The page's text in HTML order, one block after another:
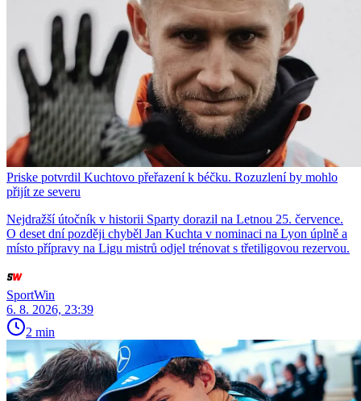
Priske potvrdil Kuchtovo přeřazení k béčku. Rozuzlení by mohlo
přijít ze severu
Nejdražší útočník v historii Sparty dorazil na Letnou 25. července.
O deset dní později chyběl Jan Kuchta v nominaci na Lyon úplně a
místo přípravy na Ligu mistrů odjel trénovat s třetiligovou rezervou.
SportWin
6. 8. 2026, 23:39
2 min